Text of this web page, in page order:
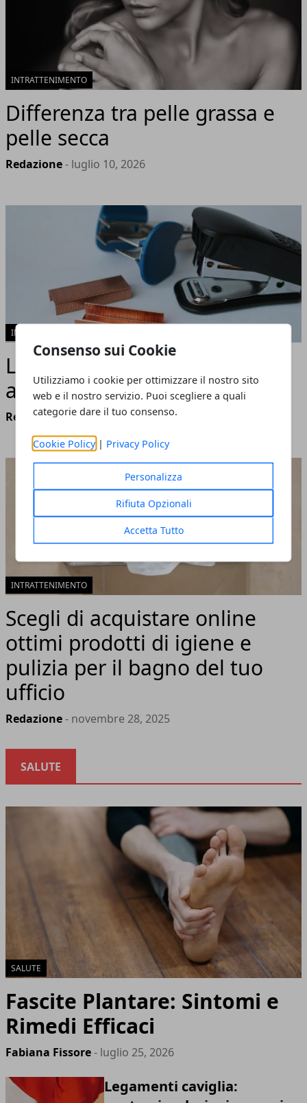
Consenso sui Cookie
Utilizziamo i cookie per ottimizzare il nostro sito
web e il nostro servizio. Puoi scegliere a quali
categorie dare il tuo consenso.
Cookie Policy | Privacy Policy
Personalizza
Rifiuta Opzionali
Accetta Tutto
INTRATTENIMENTO
Differenza tra pelle grassa e
pelle secca
Redazione- luglio 10, 2026
INTRATTENIMENTO
Le cucitrici a pinza resistono
alla digitalizzazione
Redazione- giugno 10, 2026
INTRATTENIMENTO
Scegli di acquistare online
ottimi prodotti di igiene e
pulizia per il bagno del tuo
ufficio
Redazione- novembre 28, 2025
SALUTE
SALUTE
Fascite Plantare: Sintomi e
Rimedi Efficaci
Fabiana Fissore- luglio 25, 2026
Legamenti caviglia: